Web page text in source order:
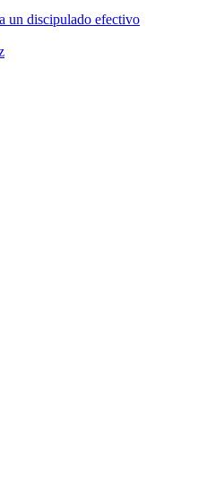
un discipulado efectivo